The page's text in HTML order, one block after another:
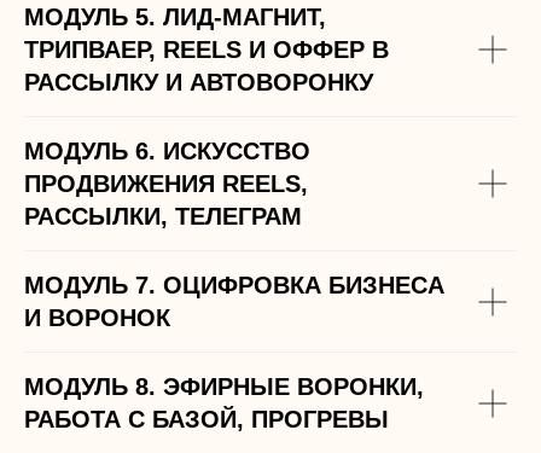
МОДУЛЬ 5. ЛИД-МАГНИТ,
ТРИПВАЕР, REELS И ОФФЕР В
РАССЫЛКУ И АВТОВОРОНКУ
МОДУЛЬ 6. ИСКУССТВО
ПРОДВИЖЕНИЯ REELS,
РАССЫЛКИ, ТЕЛЕГРАМ
МОДУЛЬ 7. ОЦИФРОВКА БИЗНЕСА
И ВОРОНОК
МОДУЛЬ 8. ЭФИРНЫЕ ВОРОНКИ,
РАБОТА С БАЗОЙ, ПРОГРЕВЫ